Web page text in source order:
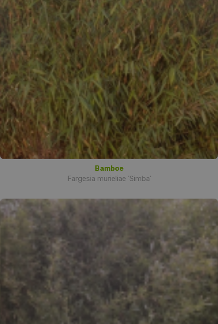
Bamboe
Fargesia murieliae 'Simba'